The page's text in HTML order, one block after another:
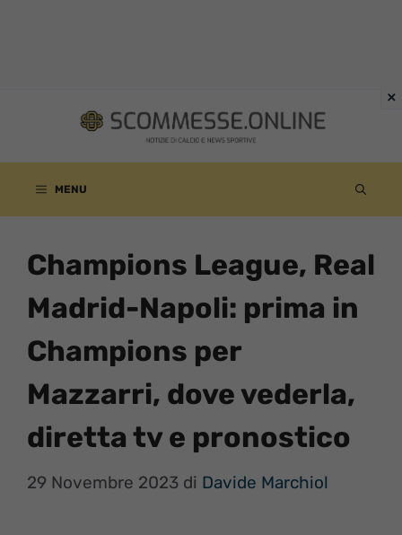
contenuto
MENU
Champions League, Real
Madrid-Napoli: prima in
Champions per
Mazzarri, dove vederla,
diretta tv e pronostico
29 Novembre 2023 di Davide Marchiol